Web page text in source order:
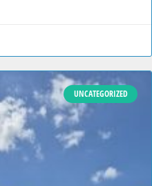
UNCATEGORIZED